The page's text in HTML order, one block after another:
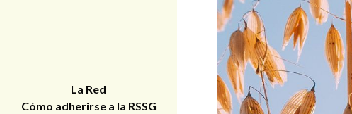
La Red
Cómo adherirse a la RSSG